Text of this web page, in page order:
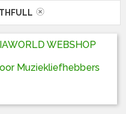
WEBSHOP
Muziekliefhebbers